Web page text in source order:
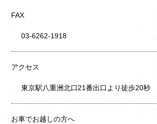
FAX
03-6262-1918
アクセス
東京駅八重洲北口21番出口より徒歩20秒
お車でお越しの方へ